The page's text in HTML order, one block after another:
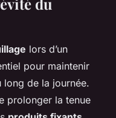
lors d’un
pour maintenir
long de la journée.
prolonger la tenue